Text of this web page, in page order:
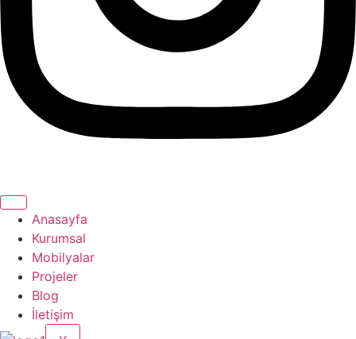
Anasayfa
Kurumsal
Mobilyalar
Projeler
Blog
İletişim